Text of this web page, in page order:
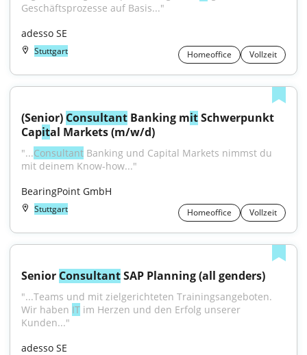
Geschäftsprozesse auf Basis..."
adesso SE
Stuttgart Homeoffice Vollzeit
(Senior) Consultant Banking mit Schwerpunkt
Capital Markets (m/w/d)
"...Consultant Banking und Capital Markets nimmst du
mit deinem Know-how..."
BearingPoint GmbH
Stuttgart Homeoffice Vollzeit
Senior Consultant SAP Planning (all genders)
"...Teams und mit zielgerichteten Trainingsangeboten.
Wir haben IT im Herzen und den Erfolg unserer
Kunden..."
adesso SE